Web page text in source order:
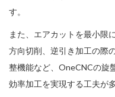
す。
また、エアカットを最小限
方向切削、逆引き加工の際
整機能など、OneCNCの旋
効率加工を実現する工夫が